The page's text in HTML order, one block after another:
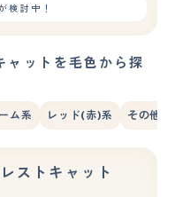
検討中！
ャットを毛色から探
ム系 レッド(赤)系 その他系
ストキャット